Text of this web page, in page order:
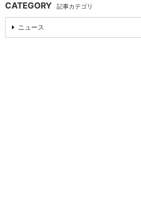
CATEGORY 記事カテゴリ
ニュース